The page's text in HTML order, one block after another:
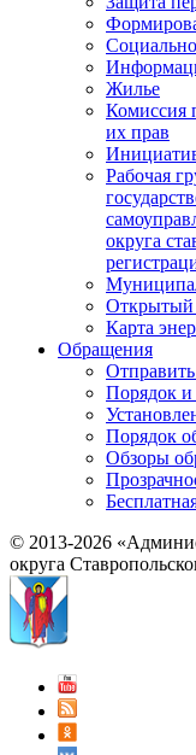
Жилье
Комиссия
их прав
Рабочая
округа
Карта
Обращения
Порядок и
Порядок
Обзоры
© 2013-2026
округа